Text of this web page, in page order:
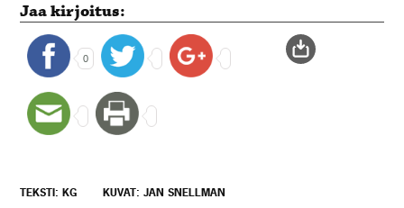
Jaa kirjoitus:
0
TEKSTI: KG KUVAT: JAN SNELLMAN